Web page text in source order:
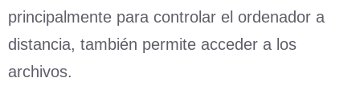
principalmente para controlar el ordenador a
distancia, también permite acceder a los
archivos.